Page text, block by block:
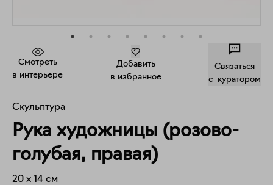
Смотреть
в интерьере
Добавить
в избранное
Связаться
c куратором
Скульптура
Рука художницы (розово-
голубая, правая)
20 x 14 см